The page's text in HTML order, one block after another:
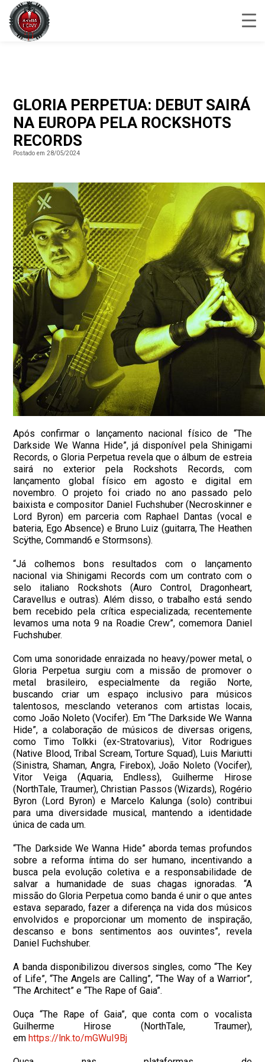
GLORIA PERPETUA: DEBUT SAIRÁ
NA EUROPA PELA ROCKSHOTS
RECORDS
Postado em 28/05/2024
Após confirmar o lançamento nacional físico de “The
Darkside We Wanna Hide”, já disponível pela Shinigami
Records, o Gloria Perpetua revela que o álbum de estreia
sairá no exterior pela Rockshots Records, com
lançamento global físico em agosto e digital em
novembro. O projeto foi criado no ano passado pelo
baixista e compositor Daniel Fuchshuber (Necroskinner e
Lord Byron) em parceria com Raphael Dantas (vocal e
bateria, Ego Absence) e Bruno Luiz (guitarra, The Heathen
Scÿthe, Command6 e Stormsons).
“Já colhemos bons resultados com o lançamento
nacional via Shinigami Records com um contrato com o
selo italiano Rockshots (Auro Control, Dragonheart,
Caravellus e outras). Além disso, o trabalho está sendo
bem recebido pela crítica especializada; recentemente
levamos uma nota 9 na Roadie Crew”, comemora Daniel
Fuchshuber.
Com uma sonoridade enraizada no heavy/power metal, o
Gloria Perpetua surgiu com a missão de promover o
metal brasileiro, especialmente da região Norte,
buscando criar um espaço inclusivo para músicos
talentosos, mesclando veteranos com artistas locais,
como João Noleto (Vocifer). Em “The Darkside We Wanna
Hide”, a colaboração de músicos de diversas origens,
como Timo Tolkki (ex-Stratovarius), Vitor Rodrigues
(Native Blood, Tribal Scream, Torture Squad), Luis Mariutti
(Sinistra, Shaman, Angra, Firebox), João Noleto (Vocifer),
Vitor Veiga (Aquaria, Endless), Guilherme Hirose
(NorthTale, Traumer), Christian Passos (Wizards), Rogério
Byron (Lord Byron) e Marcelo Kalunga (solo) contribui
para uma diversidade musical, mantendo a identidade
única de cada um.
“The Darkside We Wanna Hide” aborda temas profundos
sobre a reforma íntima do ser humano, incentivando a
busca pela evolução coletiva e a responsabilidade de
salvar a humanidade de suas chagas ignoradas. “A
missão do Gloria Perpetua como banda é unir o que antes
estava separado, fazer a diferença na vida dos músicos
envolvidos e proporcionar um momento de inspiração,
descanso e bons sentimentos aos ouvintes”, revela
Daniel Fuchshuber.
A banda disponibilizou diversos singles, como “The Key
of Life”, “The Angels are Calling”, “The Way of a Warrior”,
“The Architect” e “The Rape of Gaia”.
Ouça “The Rape of Gaia”, que conta com o vocalista
Guilherme Hirose (NorthTale, Traumer),
emhttps://lnk.to/mGWuI9Bj